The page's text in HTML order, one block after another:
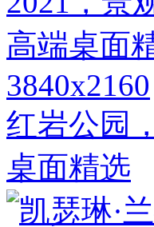
3840x2160
红岩公园
桌面精选